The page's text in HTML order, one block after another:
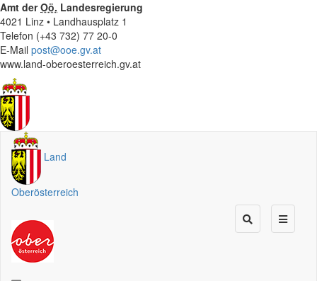
Amt derOö. Landesregierung
4021 Linz • Landhausplatz 1
Telefon (+43 732) 77 20-0
E-Mail post@ooe.gv.at
www.land-oberoesterreich.gv.at
Land
Oberösterreich